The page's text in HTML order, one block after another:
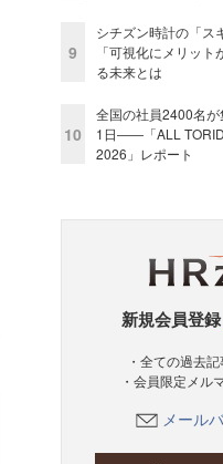
9
シチズン時計の「
「可視化にメリッ
る未来とは
10
全国の社員2400名
1日――「ALL
2026」レポート
新規会員登録
・全ての過去
・会員限定メル
メール